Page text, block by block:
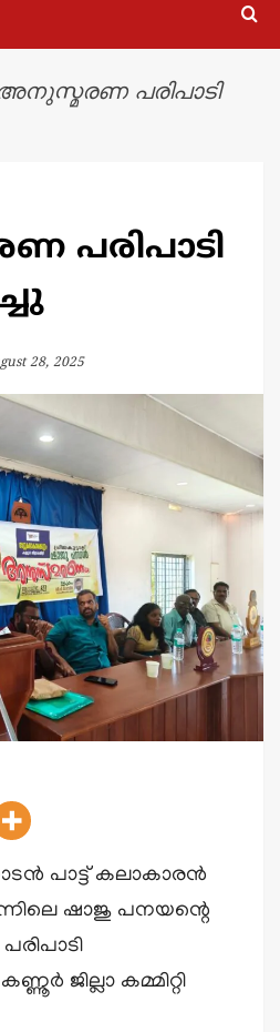
പരിപാടി
പരിപാടി
28, 2025
പാട്ട് കലാകാരൻ
ഷാജു പനയന്റെ
ജില്ലാ കമ്മിറ്റി